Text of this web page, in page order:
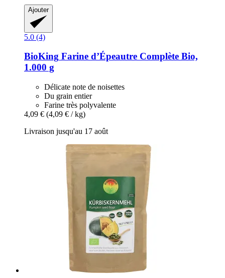
Ajouter
5.0 (4)
BioKing Farine d’Épeautre Complète Bio,
1.000 g
Délicate note de noisettes
Du grain entier
Farine très polyvalente
4,09 € (4,09 € / kg)
Livraison jusqu'au 17 août